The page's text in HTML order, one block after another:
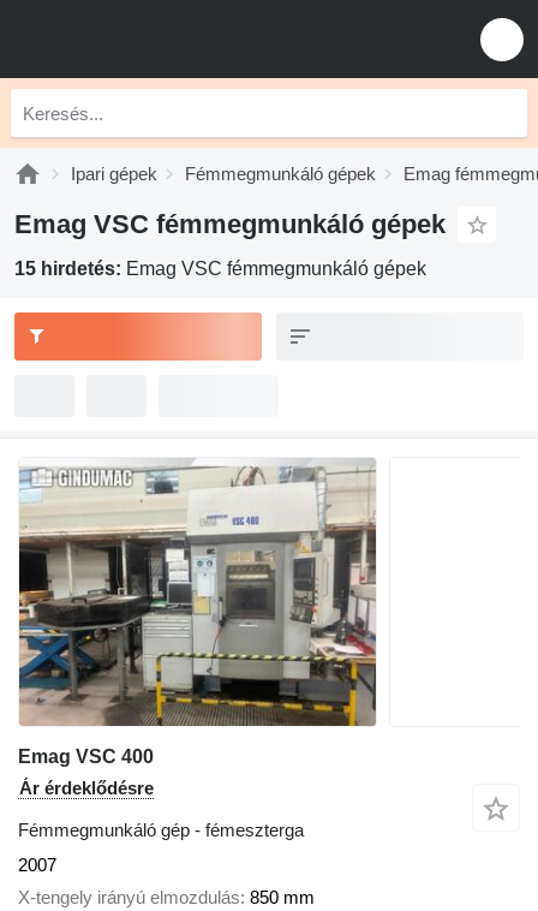
Ipari gépek Fémmegmunkáló gépek Emag
Emag VSC fémmegmunkáló gépek
15 hirdetés: Emag VSC fémmegmunkáló gépek
Emag VSC 400
Ár érdeklődésre
Fémmegmunkáló gép - fémeszterga
2007
X-tengely irányú elmozdulás 850 mm